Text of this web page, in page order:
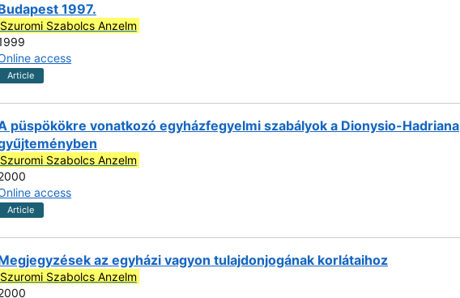
1997.
Szuromi Szabolcs Anzelm
access
Article
püspökökre vonatkozó egyházfegyelmi szabályok a Dionysio-Hadriana
Szuromi Szabolcs Anzelm
access
Article
az egyházi vagyon tulajdonjogának korlátaihoz
Szuromi Szabolcs Anzelm